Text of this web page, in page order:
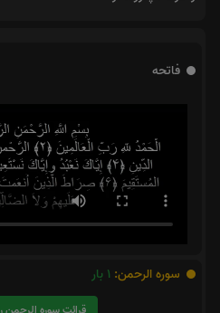
فاتحه
سوره الرحمن: 1 بار